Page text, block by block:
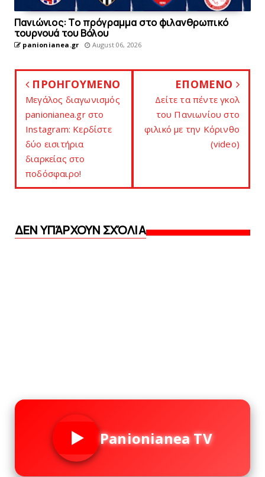
Πανιώνιoς: Tο πρόγραμμα στο φιλανθρωπικό
τουρνουά του Bόλου
panionianea.gr August 06, 2026
ΠΡΟΗΓΟΥΜΕΝΟ
Μεγάλος διαγωνισμός
panionianea.gr στο
Instagram: Κερδίστε
δύο εισιτήρια
διαρκείας στο
ποδόσφαιρο!
ΕΠΟΜΕΝΟ
Δείτε τα πέντε γκολ
του Πανιωνίου στο
φιλικό με την Κόρινθο
(video)
ΔΕΝ ΥΠΆΡΧΟΥΝ ΣΧΌΛΙΑ
Panionianea TV